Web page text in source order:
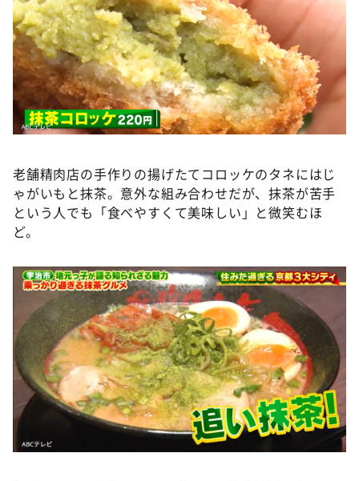
老舗精肉店の手作りの揚げたてコロッケのタネにはじ
ゃがいもと抹茶。意外な組み合わせだが、抹茶が苦手
という人でも「食べやすくて美味しい」と微笑むほ
ど。